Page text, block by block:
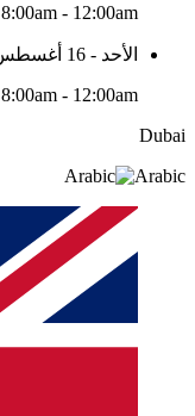
8:00am - 12:00am
الأحد - 16 أغسطس
8:00am - 12:00am
Dubai
Arabic